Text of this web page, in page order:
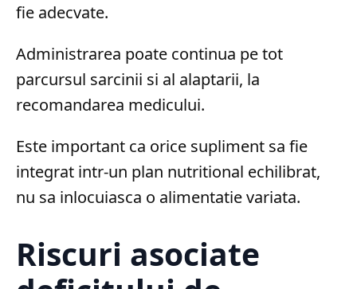
fie adecvate.
Administrarea poate continua pe tot
parcursul sarcinii si al alaptarii, la
recomandarea medicului.
Este important ca orice supliment sa fie
integrat intr-un plan nutritional echilibrat,
nu sa inlocuiasca o alimentatie variata.
Riscuri asociate